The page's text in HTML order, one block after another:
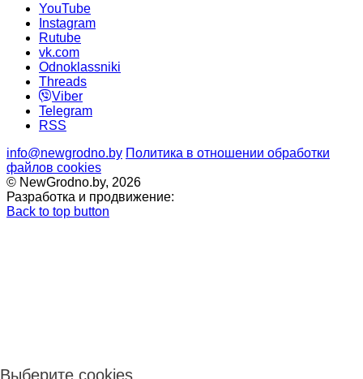
YouTube
Instagram
Rutube
vk.com
Odnoklassniki
Threads
Viber
Telegram
RSS
info@newgrodno.by Политика в отношении обработки
файлов cookies
© NewGrodno.by, 2026
Разработка и продвижение:
Back to top button
Выберите cookies